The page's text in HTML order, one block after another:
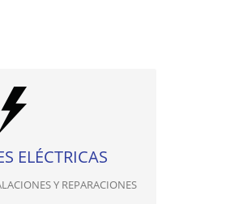
ELÉCTRICAS
Y REPARACIONES